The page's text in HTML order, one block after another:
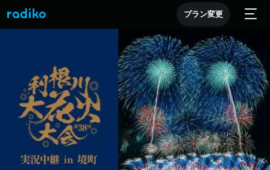
プラン変更